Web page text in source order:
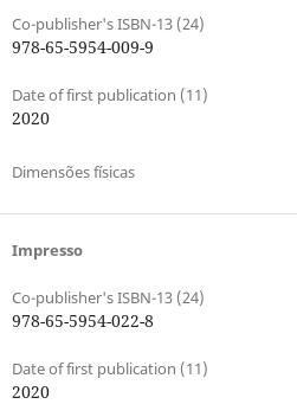
Co-publisher's ISBN-13 (24)
978-65-5954-009-9
Date of first publication (11)
2020
Dimensões físicas
Impresso
Co-publisher's ISBN-13 (24)
978-65-5954-022-8
Date of first publication (11)
2020